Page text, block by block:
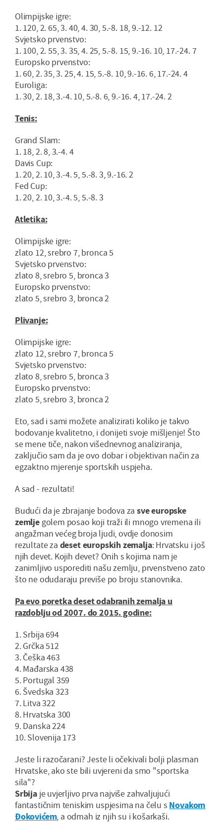
Olimpijske igre:
1. 120, 2. 65, 3. 40, 4. 30, 5.-8. 18, 9.-12. 12
Svjetsko prvenstvo:
1. 100, 2. 55, 3. 35, 4. 25, 5.-8. 15, 9.-16. 10, 17.-24. 7
Europsko prvenstvo:
1. 60, 2. 35, 3. 25, 4. 15, 5.-8. 10, 9.-16. 6, 17.-24. 4
Euroliga:
1. 30, 2. 18, 3.-4. 10, 5.-8. 6, 9.-16. 4, 17.-24. 2
Tenis:
Grand Slam:
1. 18, 2. 8, 3.-4. 4
Davis Cup:
1. 20, 2. 10, 3.-4. 5, 5.-8. 3, 9.-16. 2
Fed Cup:
1. 20, 2. 10, 3.-4. 5, 5.-8. 3
Atletika:
Olimpijske igre:
zlato 12, srebro 7, bronca 5
Svjetsko prvenstvo:
zlato 8, srebro 5, bronca 3
Europsko prvenstvo:
zlato 5, srebro 3, bronca 2
Plivanje:
Olimpijske igre:
zlato 12, srebro 7, bronca 5
Svjetsko prvenstvo:
zlato 8, srebro 5, bronca 3
Europsko prvenstvo:
zlato 5, srebro 3, bronca 2
Eto, sad i sami možete analizirati koliko je takvo
bodovanje kvalitetno, i donijeti svoje mišljenje! Što
se mene tiče, nakon višednevnog analiziranja,
zaključio sam da je ovo dobar i objektivan način za
egzaktno mjerenje sportskih uspjeha.
A sad - rezultati!
Budući da je zbrajanje bodova za sve europske
zemljegolem posao koji traži ili mnogo vremena ili
angažman većeg broja ljudi, ovdje donosim
rezultate za deset europskih zemalja: Hrvatsku i još
njih devet. Kojih devet? Onih s kojima nam je
zanimljivo usporediti našu zemlju, prvenstveno zato
što ne odudaraju previše po broju stanovnika.
Pa evo poretka deset odabranih zemalja u
razdoblju od 2007. do 2015. godine:
1. Srbija 694
2. Grčka 512
3. Češka 463
4. Mađarska 438
5. Portugal 359
6. Švedska 323
7. Litva 322
8. Hrvatska 300
9. Danska 224
10. Slovenija 173
Jeste li razočarani? Jeste li očekivali bolji plasman
Hrvatske, ako ste bili uvjereni da smo "sportska
sila"?
Srbijaje uvjerljivo prva najviše zahvaljujući
fantastičnim teniskim uspjesima na čelu s Novakom
Đokovićem, a odmah iz njih su i košarkaši.